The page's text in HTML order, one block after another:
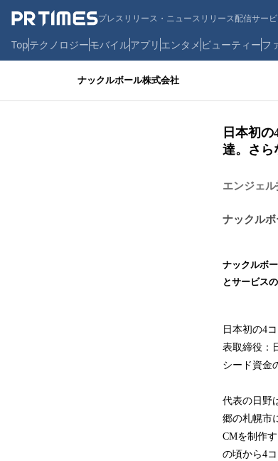
プレスリリース・ニュースリリース配信サー
Topテクノロジーモバイルアプリ エンタメ ビューティーフ
ナックルボール株式会社
日本初
達。さら
エンジェ
ナックル
ナックルボ
とサービス
日本初の4
表取締役：
シード資金
代表の日野
郷の札幌市
CMを制作
の頃から4